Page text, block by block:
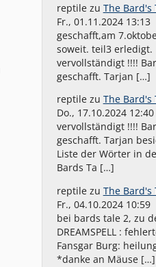
reptilezu The Bard's
Fr., 01.11.2024 13:13
geschafft,am
soweit. teil3 erledigt.
vervollständigt !!!!
geschafft. Tarjan […]
reptilezu The Bard's
Do., 17.10.2024 12:40
vervollständigt !!!!
geschafft. Tarjan
Liste der Wörter in
Bards Ta […]
reptilezu The Bard's
Fr., 04.10.2024 10:59
bei bards tale 2, zu
DREAMSPELL :
Fansgar Burg:
*danke an Mäuse […]